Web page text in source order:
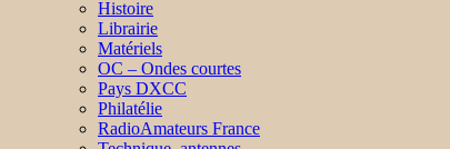
Histoire
Librairie
Matériels
OC – Ondes courtes
Pays DXCC
Philatélie
RadioAmateurs France